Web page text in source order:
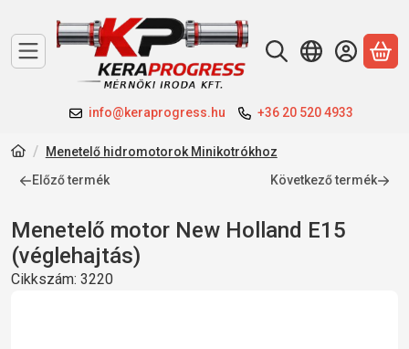
info@keraprogress.hu +36 20 520 4933
A
Menetelő hidromotorok Minikotrókhoz
Előző termék
Következő termék
Menetelő motor New Holland E15
(véglehajtás)
Cikkszám: 3220